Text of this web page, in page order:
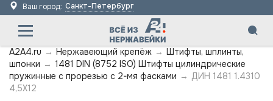
Ваш город: Санкт-Петербург
A2A4.ru → Нержавеющий крепёж → Штифты, шплинты,
шпонки → 1481 DIN (8752 ISO) Штифты цилиндрические
пружинные с прорезью с 2-мя фасками → ДИН 1481 1.4310
4,5X12